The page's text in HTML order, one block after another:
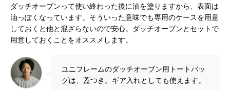
ダッチオーブンって使い終わった後に油を塗りますから、表面は
油っぽくなっています。そういった意味でも専用のケースを用意
しておくと他と混ざらないので安心。ダッチオーブンとセットで
用意しておくことをオススメします。
ユニフレームのダッチオーブン用トートバッ
グは、蓋つき。ギア入れとしても使えます。